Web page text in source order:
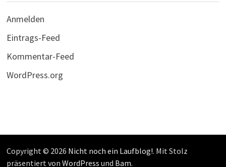
Anmelden
Eintrags-Feed
Kommentar-Feed
WordPress.org
Copyright © 2026 Nicht noch ein Laufblog!. Mit Stolz
präsentiert von WordPress und Bam.